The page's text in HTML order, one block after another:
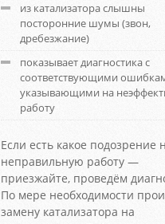
из катализатора слышны
посторонние шумы (звон,
дребезжание)
показывает диагностика с
соответствующими
указывающими на
работу
Если есть какое подозрение
неправильную работу —
приезжайте, проведём
По мере необходимости
замену катализатора на